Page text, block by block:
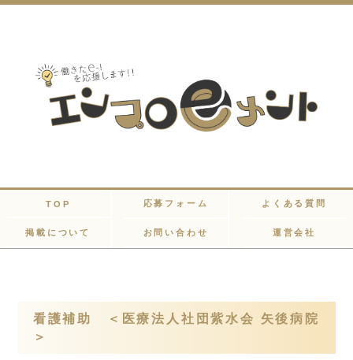
TOP 応募フォーム よくある質問
掲載について お問い合わせ 運営会社
看護補助 ＜医療法人社団紫水会 矢後病院
＞